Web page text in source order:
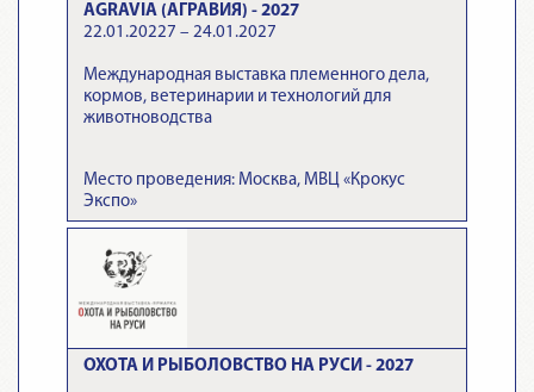
AGRAVIA (АГРАВИЯ) - 2027
22.01.20227 – 24.01.2027
Международная выставка племенного дела,
кормов, ветеринарии и технологий для
животноводства
Место проведения: Москва, МВЦ «Крокус
Экспо»
ОХОТА И РЫБОЛОВСТВО НА РУСИ - 2027